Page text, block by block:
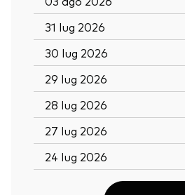
31 lug 2026
30 lug 2026
29 lug 2026
28 lug 2026
27 lug 2026
24 lug 2026